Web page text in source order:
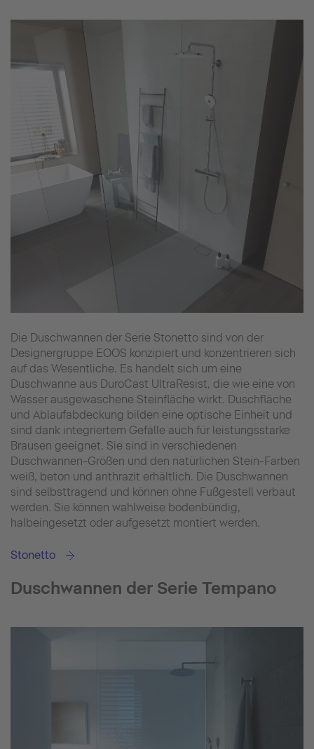
Die Duschwannen der Serie Stonetto sind von der
Designergruppe EOOS konzipiert und konzentrieren sich
auf das Wesentliche. Es handelt sich um eine
Duschwanne aus DuroCast UltraResist, die wie eine von
Wasser ausgewaschene Steinfläche wirkt. Duschfläche
und Ablaufabdeckung bilden eine optische Einheit und
sind dank integriertem Gefälle auch für leistungsstarke
Brausen geeignet. Sie sind in verschiedenen
Duschwannen-Größen und den natürlichen Stein-Farben
weiß, beton und anthrazit erhältlich. Die Duschwannen
sind selbsttragend und können ohne Fußgestell verbaut
werden. Sie können wahlweise bodenbündig,
halbeingesetzt oder aufgesetzt montiert werden.
Stonetto
Duschwannen der Serie Tempano